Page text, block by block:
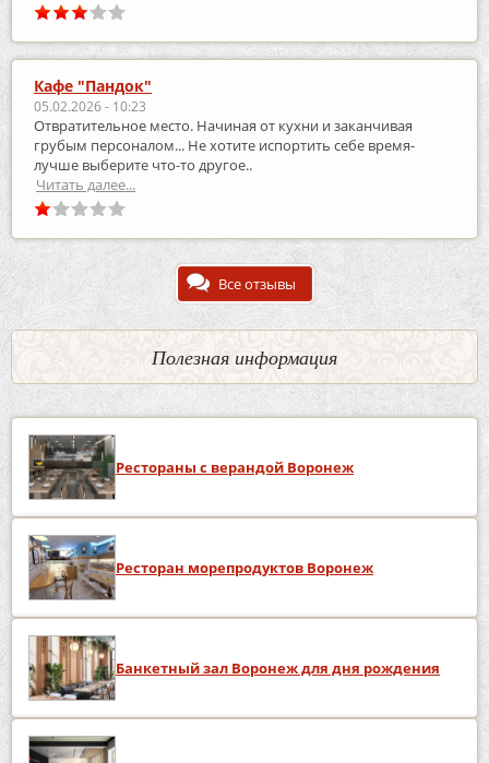
Кафе "Пандок"
05.02.2026 - 10:23
Отвратительное место. Начиная от кухни и заканчивая
грубым персоналом... Не хотите испортить себе время-
лучше выберите что-то другое..
Читать далее...
Все отзывы
Полезная информация
Рестораны с верандой Воронеж
Ресторан морепродуктов Воронеж
Банкетный зал Воронеж для дня рождения